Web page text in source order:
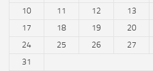
10
11 12 13
17
18 19 20
24
25 26 27
31